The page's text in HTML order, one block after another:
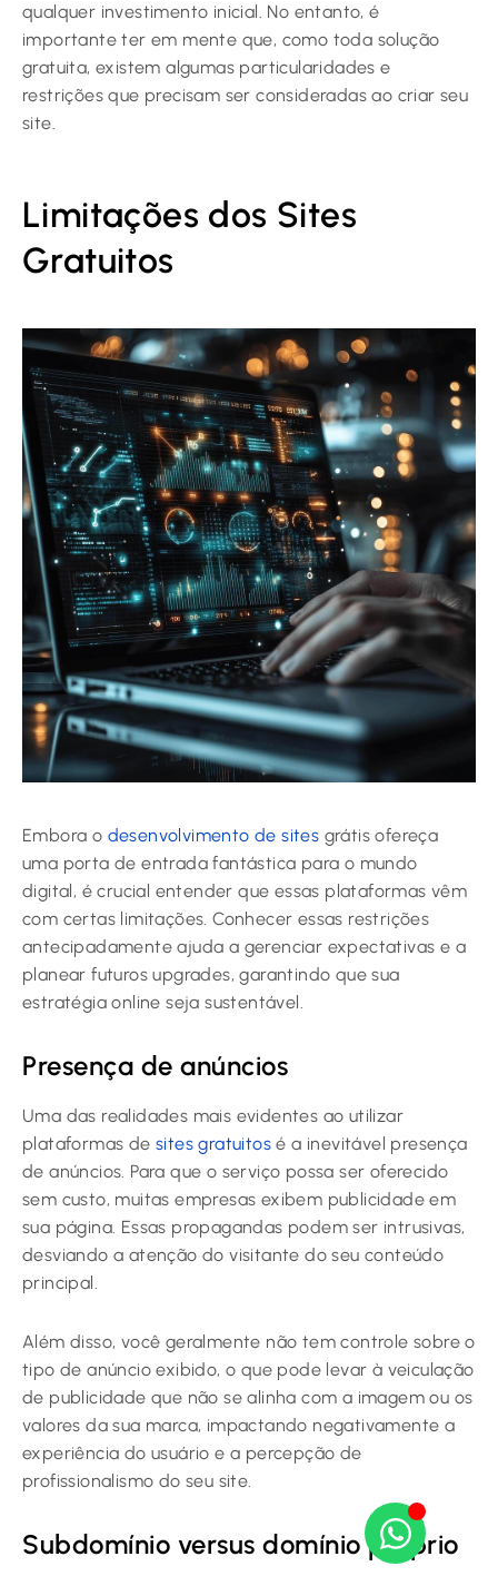
qualquer investimento inicial. No entanto, é
importante ter em mente que, como toda solução
gratuita, existem algumas particularidades e
restrições que precisam ser consideradas ao criar seu
site.
Limitações dos Sites
Gratuitos
Embora o desenvolvimento de sites grátis ofereça
uma porta de entrada fantástica para o mundo
digital, é crucial entender que essas plataformas vêm
com certas limitações. Conhecer essas restrições
antecipadamente ajuda a gerenciar expectativas e a
planear futuros upgrades, garantindo que sua
estratégia online seja sustentável.
Presença de anúncios
Uma das realidades mais evidentes ao utilizar
plataformas desites gratuitos é a inevitável presença
de anúncios. Para que o serviço possa ser oferecido
sem custo, muitas empresas exibem publicidade em
sua página. Essas propagandas podem ser intrusivas,
desviando a atenção do visitante do seu conteúdo
principal.
Além disso, você geralmente não tem controle sobre o
tipo de anúncio exibido, o que pode levar à veiculação
de publicidade que não se alinha com a imagem ou os
valores da sua marca, impactando negativamente a
experiência do usuário e a percepção de
profissionalismo do seu site.
Subdomínio versus domínio próprio